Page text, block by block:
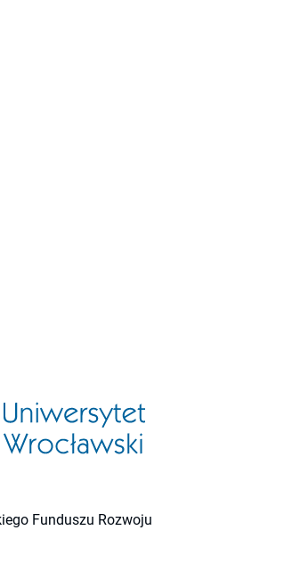
Funduszu Rozwoju